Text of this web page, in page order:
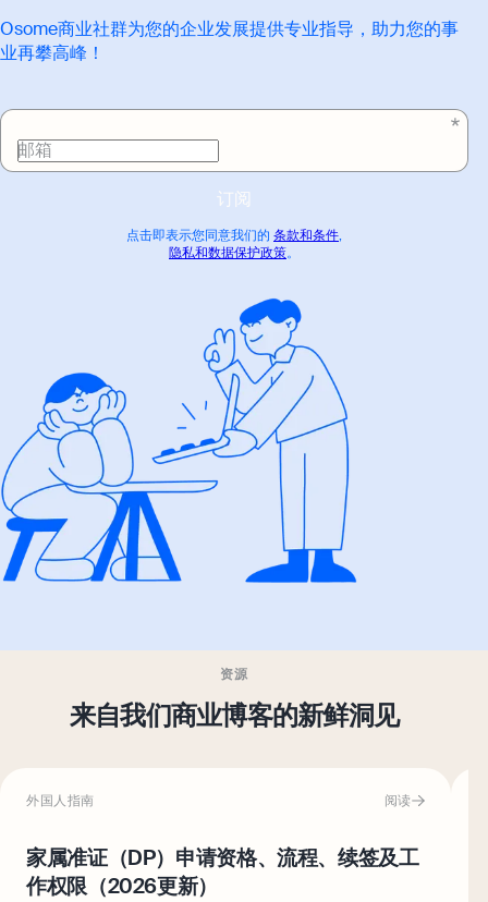
Osome商业社群为您的企业发展提供专业指导，助力您的事
业再攀高峰！
邮箱
订阅
点击即表示您同意我们的 条款和条件,
隐私和数据保护政策。
资源
来自我们商业博客的新鲜洞见
外国人指南 阅读
家属准证（DP）申请资格、流程、续签及工
作权限（2026更新）